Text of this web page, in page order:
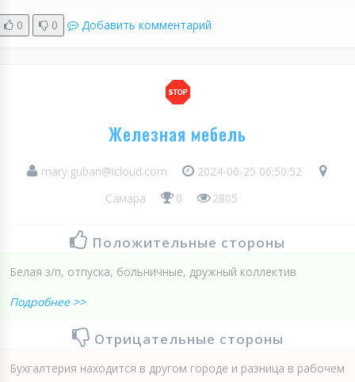
0 0 Добавить комментарий
Железная мебель
mary.guban@icloud.com
2024-06-25 06:50:52
Самара
0 2805
Положительные стороны
Белая з/п, отпуска, больничные, дружный коллектив
Подробнее >>
Отрицательные стороны
Бухгалтерия находится в другом городе и разница в рабочем